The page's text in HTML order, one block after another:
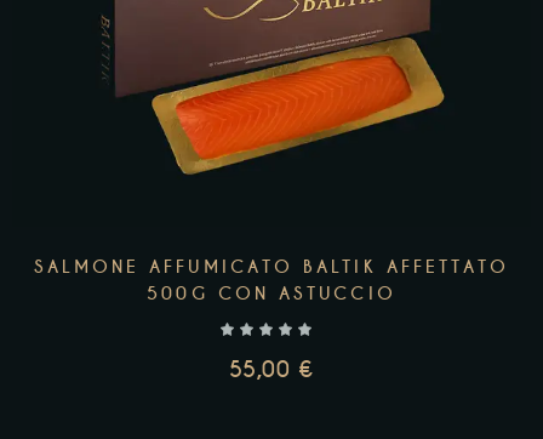
SALMONE AFFUMICATO BALTIK AFFETTATO
500G CON ASTUCCIO
55,00 €